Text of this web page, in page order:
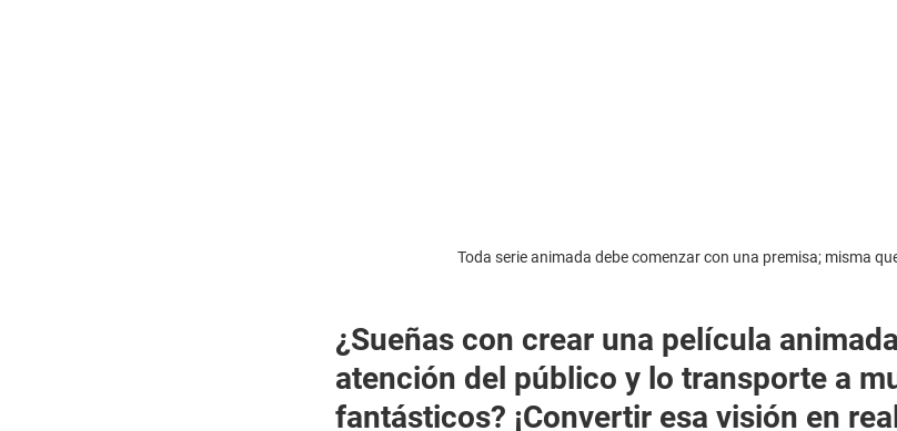
Toda serie animada debe comenzar con una premisa; misma
¿Sueñas con crear una película
atención del público y lo transporte a
fantásticos? ¡Convertir esa visión en